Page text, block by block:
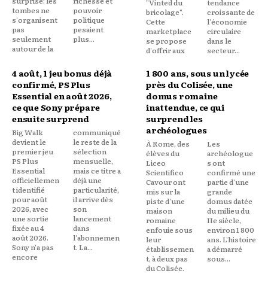
tombes ne
s'organisent
pas
seulement
autour de la
pouvoir
politique
pesaient
plus...
"Vinted du
bricolage".
Cette
marketplace
se propose
d'offrir aux
tendance
croissante de
l'économie
circulaire
dans le
secteur...
4 août, 1 jeu bonus déjà
confirmé, PS Plus
Essential en août 2026,
ce que Sony prépare
ensuite surprend
Big Walk
devient le
premier jeu
PS Plus
Essential
officiellemen
t identifié
pour août
2026, avec
une sortie
fixée au 4
août 2026.
Sony n'a pas
encore
communiqué
le reste de la
sélection
mensuelle,
mais ce titre a
déjà une
particularité,
il arrive dès
son
lancement
dans
l'abonnemen
t. La...
1 800 ans, sous un lycée
près du Colisée, une
domus romaine
inattendue, ce qui
surprend les
archéologues
À Rome, des
élèves du
Liceo
Scientifico
Cavour ont
mis sur la
piste d'une
maison
romaine
enfouie sous
leur
établissemen
t, à deux pas
du Colisée.
Les
archéologue
s ont
confirmé une
partie d'une
grande
domus datée
du milieu du
IIe siècle,
environ 1 800
ans. L'histoire
a démarré
sous...